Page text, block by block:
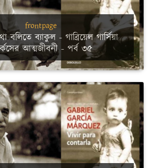
frontpage
বলিতে ব্যাকুল - গাব্রিয়েল গার্সিয়া
আত্মজীবনী - পর্ব ৩৫